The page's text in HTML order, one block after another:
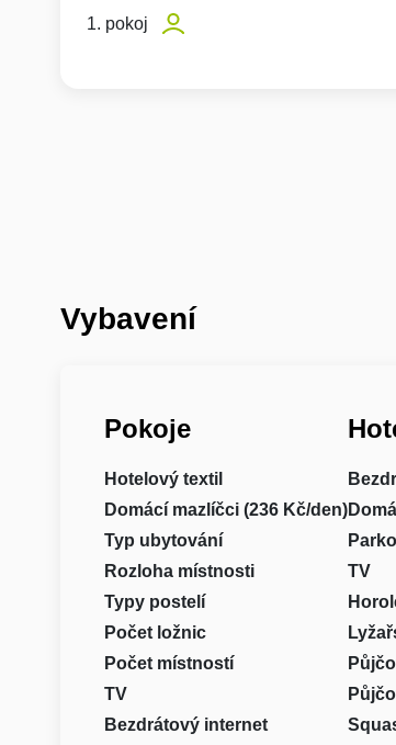
1. pokoj
Vybavení
Pokoje
Hotelový textil
Domácí mazlíčci (236 Kč/den)
Typ ubytování
Rozloha místnosti
Typy postelí
Počet ložnic
Počet místností
TV
Bezdrátový internet
TV